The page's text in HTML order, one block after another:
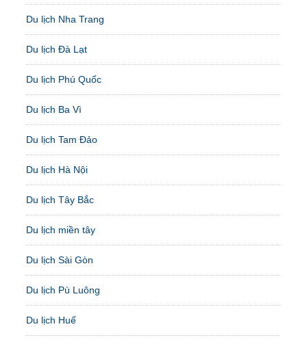
Du lịch Nha Trang
Du lịch Đà Lạt
Du lịch Phú Quốc
Du lịch Ba Vì
Du lịch Tam Đảo
Du lịch Hà Nội
Du lịch Tây Bắc
Du lịch miền tây
Du lịch Sài Gòn
Du lịch Pù Luông
Du lịch Huế